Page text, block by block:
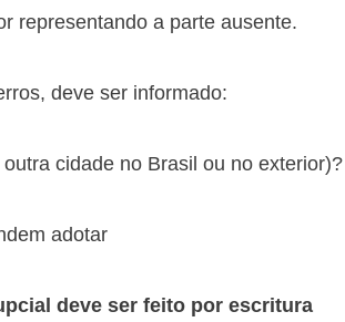
representando a parte ausente.
deve ser informado:
cidade no Brasil ou no exterior)?
adotar
deve ser feito por escritura